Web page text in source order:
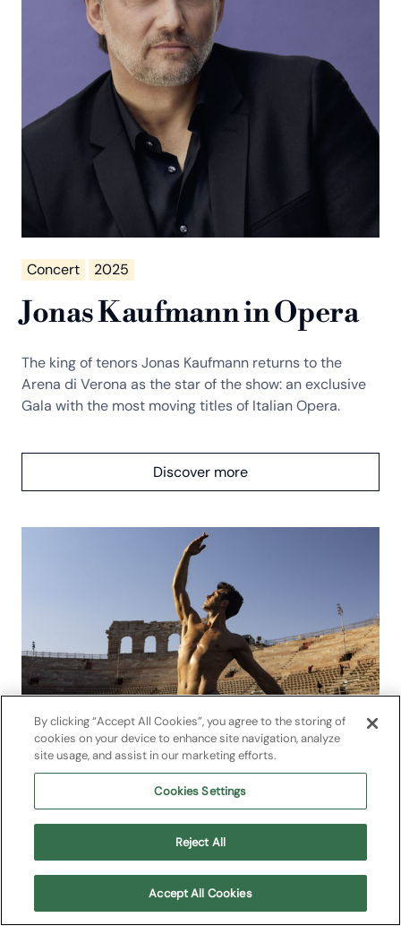
Concert 2025
Jonas Kaufmann in Opera
The king of tenors Jonas Kaufmann returns to the
Arena di Verona as the star of the show: an exclusive
Gala with the most moving titles of Italian Opera.
Discover more
Ballet 2025
By clicking “Accept All Cookies”, you agree to the storing of
cookies on your device to enhance site navigation, analyze
site usage, and assist in our marketing efforts.
Cookies Settings
Reject All
Accept All Cookies